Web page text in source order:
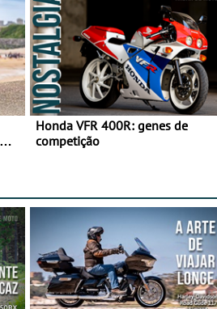
Honda VFR 400R: genes de
competição